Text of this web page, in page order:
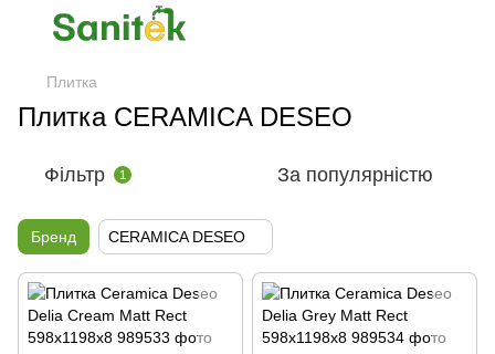
Плитка
Плитка CERAMICA DESEO
Фільтр 1 За популярністю
Бренд CERAMICA DESEO